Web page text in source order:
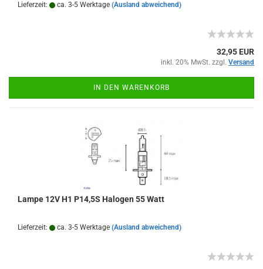
Lieferzeit: ca. 3-5 Werktage (Ausland abweichend)
32,95 EUR
inkl. 20% MwSt. zzgl. Versand
IN DEN WARENKORB
Lampe 12V H1 P14,5S Halogen 55 Watt
Lieferzeit: ca. 3-5 Werktage (Ausland abweichend)